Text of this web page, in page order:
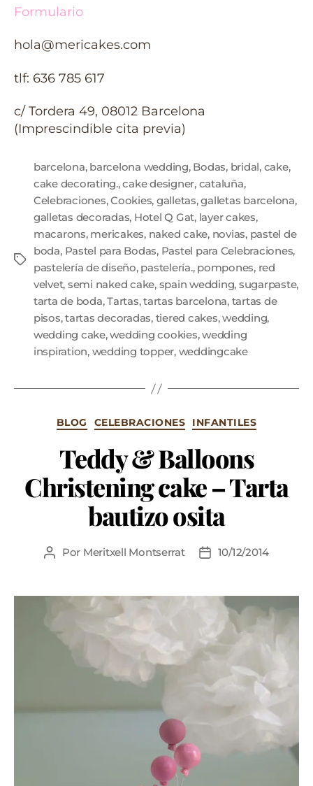
Formulario
hola@mericakes.com
tlf: 636 785 617
c/ Tordera 49, 08012 Barcelona
(Imprescindible cita previa)
barcelona, barcelona wedding, Bodas, bridal, cake,
cake decorating.,cake designer, cataluña,
Celebraciones,Cookies, galletas,galletas barcelona,
galletas decoradas, Hotel Q Gat, layer cakes,
macarons, mericakes, naked cake, novias, pastel de
boda, Pastel para Bodas, Pastel para Celebraciones,
pastelería de diseño, pastelería., pompones, red
velvet, semi naked cake, spain wedding, sugarpaste,
tarta de boda,Tartas,tartas barcelona, tartas de
pisos,tartas decoradas, tiered cakes,wedding,
wedding cake,wedding cookies,wedding
inspiration, wedding topper, weddingcake
BLOG CELEBRACIONES INFANTILES
Teddy & Balloons
Christening cake – Tarta
bautizo osita
Por Meritxell Montserrat 10/12/2014